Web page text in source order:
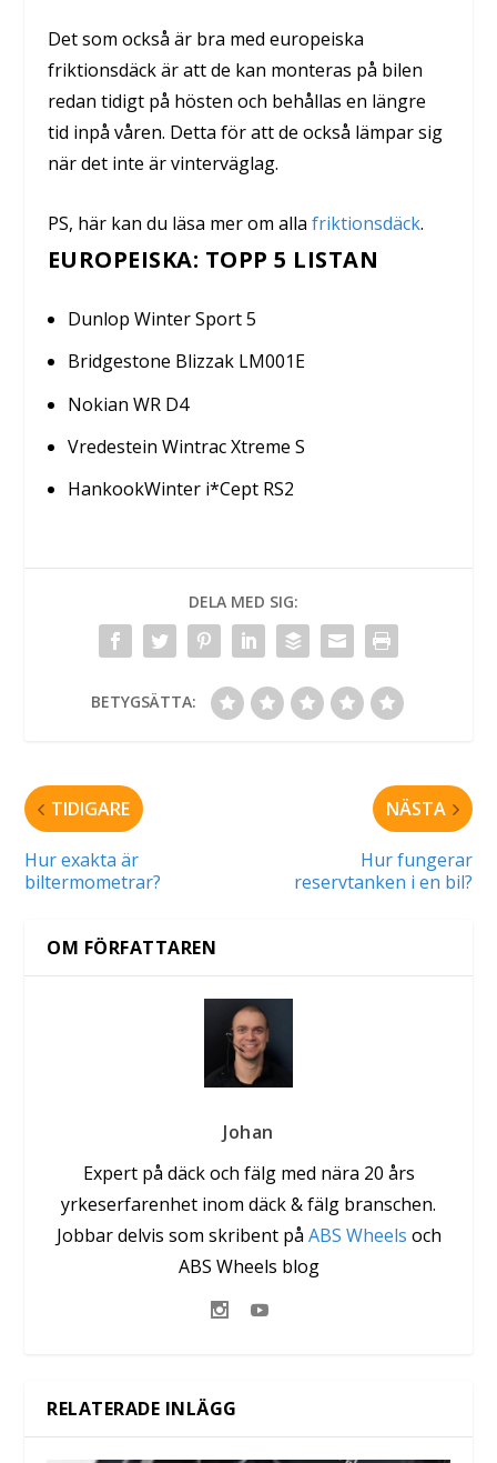
Det som också är bra med europeiska
friktionsdäck är att de kan monteras på bilen
redan tidigt på hösten och behållas en längre
tid inpå våren. Detta för att de också lämpar sig
när det inte är vinterväglag.
PS, här kan du läsa mer om alla friktionsdäck.
EUROPEISKA: TOPP 5 LISTAN
Dunlop Winter Sport 5
Bridgestone Blizzak LM001E
Nokian WR D4
Vredestein Wintrac Xtreme S
HankookWinter i*Cept RS2
DELA MED SIG:
BETYGSÄTTA:
TIDIGARE
Hur exakta är
biltermometrar?
NÄSTA
Hur fungerar
reservtanken i en bil?
OM FÖRFATTAREN
Johan
Expert på däck och fälg med nära 20 års
yrkeserfarenhet inom däck & fälg branschen.
Jobbar delvis som skribent på ABS Wheels och
ABS Wheels blog
RELATERADE INLÄGG